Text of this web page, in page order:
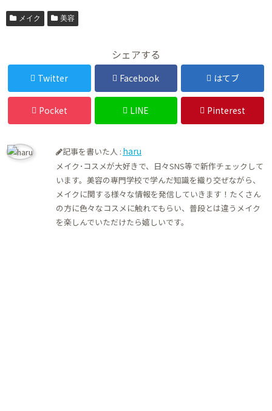
メイク 美容
シェアする
Twitter Facebook はてブ
Pocket LINE Pinterest
記事を書いた人 : haru
メイク･コスメが大好きで、日々SNS等で新作チェックして
います。美容の専門学校で学んだ知識を織り交ぜながら、
メイクに関する様々な情報を発信していきます！たくさん
の方に色々なコスメに触れてもらい、普段とは違うメイク
を楽しんでいただけたら嬉しいです。